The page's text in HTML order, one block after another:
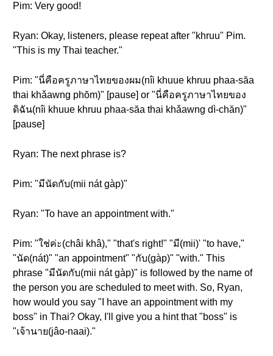
Pim: Very good!
Ryan: Okay, listeners, please repeat after "khruu" Pim.
"This is my Thai teacher."
Pim: "นี่คือครูภาษาไทยของผม(nîi khuue khruu phaa-săa
thai khǎawng phŏm)" [pause] or "นี่คือครูภาษาไทยของ
ดิฉัน(nîi khuue khruu phaa-săa thai khǎawng dì-chăn)"
[pause]
Ryan: The next phrase is?
Pim: "มีนัดกับ(mii nát gàp)"
Ryan: "To have an appointment with."
Pim: "ใช่ค่ะ(châi khâ)," "that's right!" "มี(mii)' "to have,"
"นัด(nát)" "an appointment" "กับ(gàp)" "with." This
phrase "มีนัดกับ(mii nát gàp)" is followed by the name of
the person you are scheduled to meet with. So, Ryan,
how would you say "I have an appointment with my
boss" in Thai? Okay, I'll give you a hint that "boss" is
"เจ้านาย(jâo-naai)."